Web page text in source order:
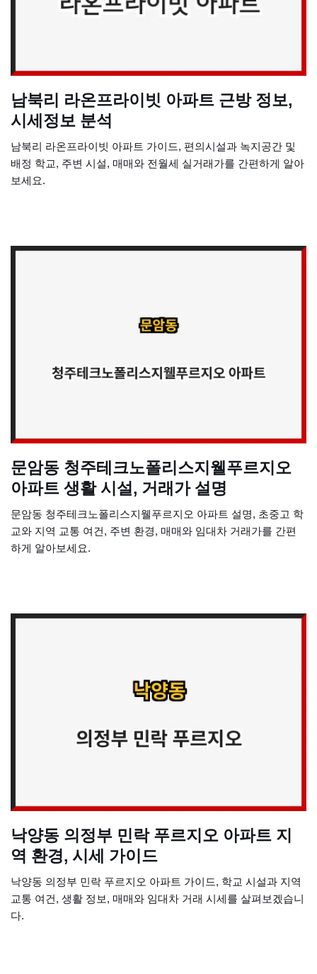
남북리 라온프라이빗 아파트 근방 정보,
시세정보 분석
남북리 라온프라이빗 아파트 가이드, 편의시설과 녹지공간 및
배정 학교, 주변 시설, 매매와 전월세 실거래가를 간편하게 알아
보세요.
문암동 청주테크노폴리스지웰푸르지오
아파트 생활 시설, 거래가 설명
문암동 청주테크노폴리스지웰푸르지오 아파트 설명, 초중고 학
교와 지역 교통 여건, 주변 환경, 매매와 임대차 거래가를 간편
하게 알아보세요.
낙양동 의정부 민락 푸르지오 아파트 지
역 환경, 시세 가이드
낙양동 의정부 민락 푸르지오 아파트 가이드, 학교 시설과 지역
교통 여건, 생활 정보, 매매와 임대차 거래 시세를 살펴보겠습니
다.